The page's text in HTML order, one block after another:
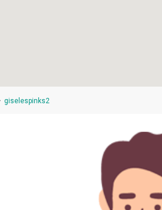
giselespinks2